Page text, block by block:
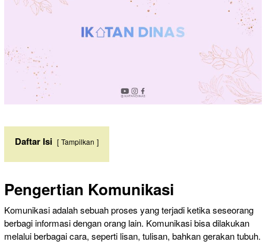
Daftar Isi Tampilkan
Pengertian Komunikasi
Komunikasi adalah sebuah proses yang terjadi ketika seseorang
berbagi informasi dengan orang lain. Komunikasi bisa dilakukan
melalui berbagai cara, seperti lisan, tulisan, bahkan gerakan tubuh.